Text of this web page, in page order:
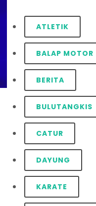
ATLETIK
BALAP MOTOR
BERITA
BULUTANGKIS
CATUR
DAYUNG
KARATE